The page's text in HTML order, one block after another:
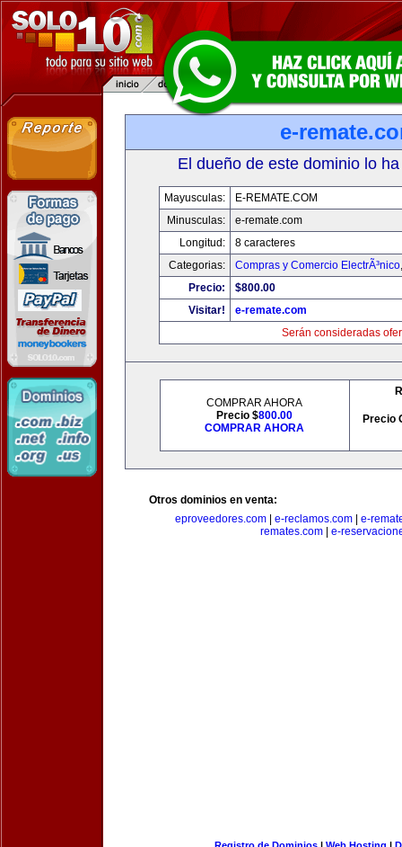
e-
El dueño de este dominio lo
Mayusculas:
E-REMATE.COM
Minusculas:
e-remate.com
Longitud:
8 caracteres
Categorias:
Compras y Comercio ElectrÃ³nico
Precio:
$800.00
Visitar!
e-remate.com
Serán consideradas
COMPRAR AHORA
Precio $800.00
COMPRAR AHORA
Precio
Otros dominios en venta:
eproveedores.com
e-reclamos.com
e-
remates.com| e-